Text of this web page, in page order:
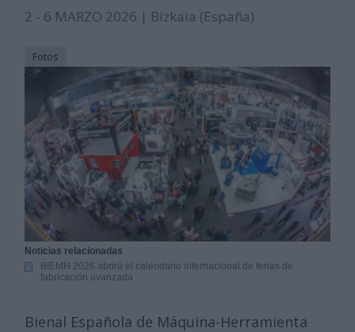
2 - 6 MARZO 2026 | Bizkaia (España)
Fotos
Noticias relacionadas
BIEMH 2026 abrirá el calendario internacional de ferias de
fabricación avanzada
Bienal Española de Máquina-Herramienta